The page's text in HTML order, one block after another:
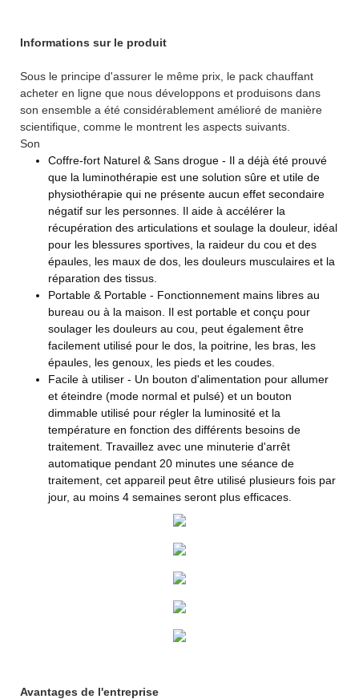
Informations sur le produit
Sous le principe d'assurer le même prix, le pack chauffant
acheter en ligne que nous développons et produisons dans
son ensemble a été considérablement amélioré de manière
scientifique, comme le montrent les aspects suivants.
Son
Coffre-fort Naturel & Sans drogue - Il a déjà été prouvé
que la luminothérapie est une solution sûre et utile de
physiothérapie qui ne présente aucun effet secondaire
négatif sur les personnes. Il aide à accélérer la
récupération des articulations et soulage la douleur, idéal
pour les blessures sportives, la raideur du cou et des
épaules, les maux de dos, les douleurs musculaires et la
réparation des tissus.
Portable & Portable - Fonctionnement mains libres au
bureau ou à la maison. Il est portable et conçu pour
soulager les douleurs au cou, peut également être
facilement utilisé pour le dos, la poitrine, les bras, les
épaules, les genoux, les pieds et les coudes.
Facile à utiliser - Un bouton d'alimentation pour allumer
et éteindre (mode normal et pulsé) et un bouton
dimmable utilisé pour régler la luminosité et la
température en fonction des différents besoins de
traitement. Travaillez avec une minuterie d'arrêt
automatique pendant 20 minutes une séance de
traitement, cet appareil peut être utilisé plusieurs fois par
jour, au moins 4 semaines seront plus efficaces.
Avantages de l'entreprise